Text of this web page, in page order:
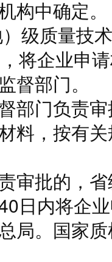
构中确定。
级质量技
将企业申
督部门。
部门负责
料，按有
审批的，
日内将企
局。国家